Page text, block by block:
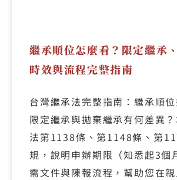
繼承順位怎麼看？限定繼承
時效與流程完整指南
台灣繼承法完整指南：繼承順位
限定繼承與拋棄繼承有何差異
法第1138條、第1148條、第
規，說明申辦期限（知悉起3個
需文件與陳報流程，幫助您在